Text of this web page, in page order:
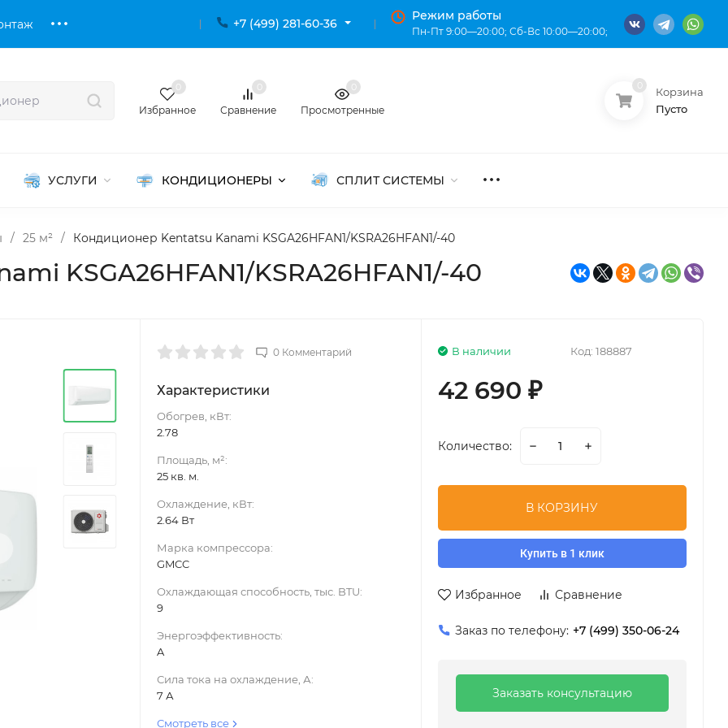
+7 (499) 281-60-36
Режим работы
Пн-Пт 9:00—20:00; Сб-Вс 10:00—20:00;
Избранное Сравнение Просмотренные
Корзина
Пусто
УСЛУГИ КОНДИЦИОНЕРЫ СПЛИТ СИСТЕМЫ
/ 25 м² / Кондиционер Kentatsu Kanami KSGA26HFAN1/KSRA26HFAN1/-40
KSGA26HFAN1/KSRA26HFAN1/-40
0 Комментарий
Характеристики
Обогрев, кВт:
2.78
Площадь, м²:
25 кв. м.
Охлаждение, кВт:
2.64 Вт
Марка компрессора:
GMCC
Охлаждающая способность, тыс. BTU:
9
Энергоэффективность:
A
Сила тока на охлаждение, А:
7 А
Смотреть все
Код: 188887
В наличии
42 690 ₽
Количество:
В КОРЗИНУ
Купить в 1 клик
Избранное Сравнение
Заказ по телефону: +7 (499) 350-06-24
Заказать консультацию